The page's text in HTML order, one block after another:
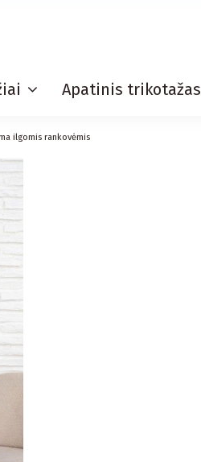
Apatinis trikotažas
ilgomis rankovėmis